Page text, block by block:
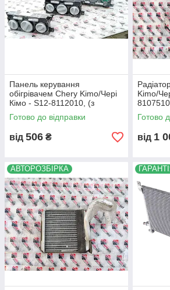
Панель керування
обігрівачем Chery Kimo/Чері
Кімо - S12-8112010, (з
розбірки)
Готово до відправки
від 506 ₴
Kimo/
Готово
від 1
АВТОРОЗБІРКА